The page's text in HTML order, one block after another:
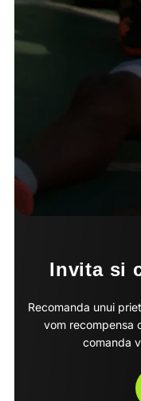
Invita si
Recomanda unui
vom recompensa
comanda